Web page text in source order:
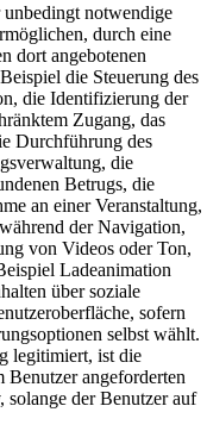
notwendige
durch eine
dort angebotenen
die Steuerung des
die Identifizierung der
Zugang, das
Durchführung des
die
Betrugs, die
an einer Veranstaltung,
der Navigation,
von Videos oder Ton,
Ladeanimation
über soziale
sofern
selbst wählt.
legitimiert, ist die
angeforderten
der Benutzer auf